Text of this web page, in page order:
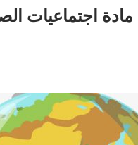
اجتماعيات